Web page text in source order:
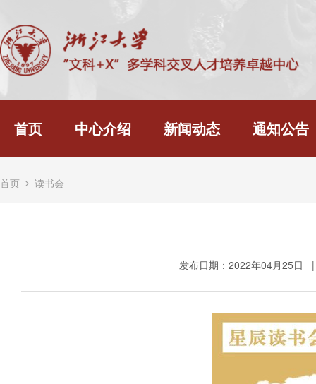
首页 中心介绍 新闻动态 通知公告
首页 读书会
发布日期：2022年04月25日